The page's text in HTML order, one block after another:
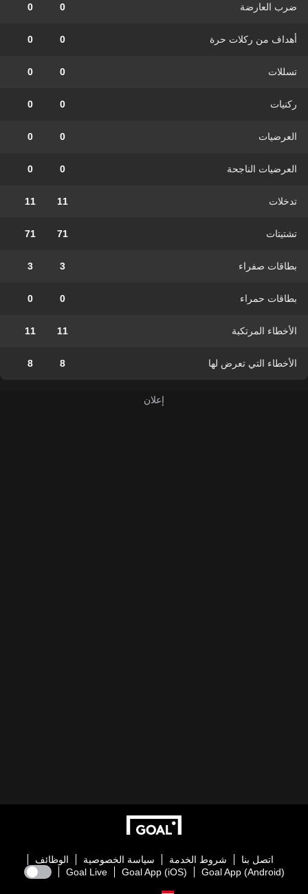
ضرب العارضة 0
0
أهداف من ركلات حرة 0
0
تسللات 0
0
ركنيات 0
0
العرضيات 0
0
العرضيات الناجحة 0
0
تدخلات 11
11
تشتيتات 71
71
بطاقات صفراء 3
3
بطاقات حمراء 0
0
الأخطاء المرتكبة 11
11
الأخطاء التي تعرض لها 8
8
اتصل بنا شروط الخدمة سياسة الخصوصية
الوظائف
Goal App (Android)
Goal App (iOS)
Goal Live